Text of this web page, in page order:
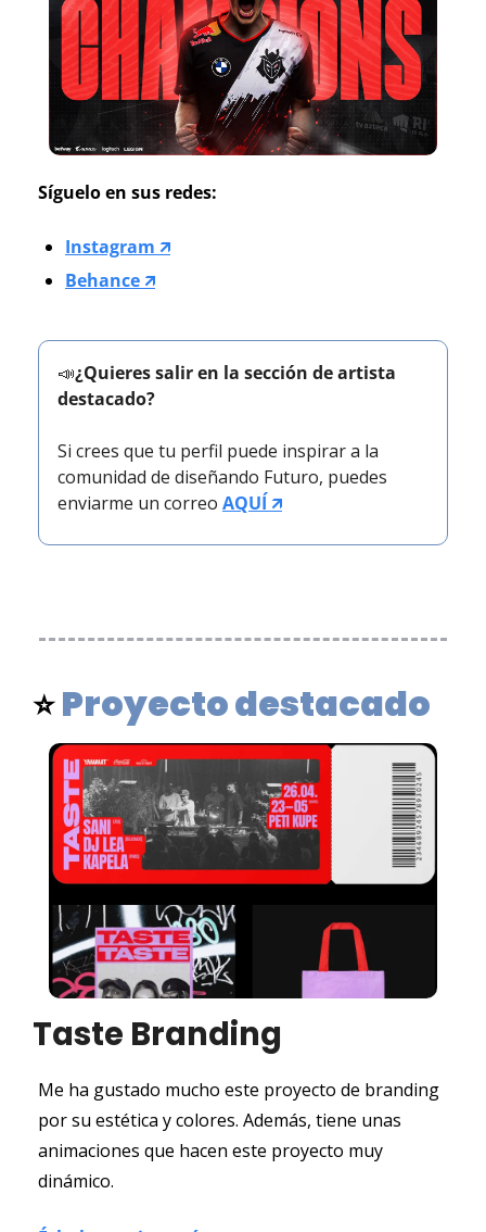
Síguelo en sus redes:
Instagram 🡭
Behance 🡭
📣¿Quieres salir en la sección de artista
destacado?
Si crees que tu perfil puede inspirar a la
comunidad de diseñando Futuro, puedes
enviarme un correo AQUÍ 🡭
⭐ Proyecto destacado
Taste Branding
Me ha gustado mucho este proyecto de branding
por su estética y colores. Además, tiene unas
animaciones que hacen este proyecto muy
dinámico.